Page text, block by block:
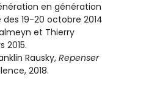
en génération
19-20 octobre 2014
et Thierry
2015.
Rausky, Repenser
2018.